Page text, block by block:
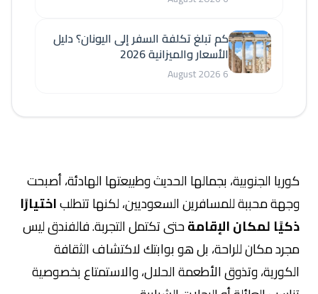
كوريا الجنوبية، بجمالها الحديث وطبيعتها الهادئة، أصبحت
وجهة محببة للمسافرين السعوديين، لكنها تتطلباختيارًا
ذكيًا لمكان الإقامةحتى تكتمل التجربة. فالفندق ليس
مجرد مكان للراحة، بل هو بوابتك لاكتشاف الثقافة
الكورية، وتذوق الأطعمة الحلال، والاستمتاع بخصوصية
كم تبلغ تكلفة السفر إلى اليونان؟ دليل
الأسعار والميزانية 2026
6 August 2026